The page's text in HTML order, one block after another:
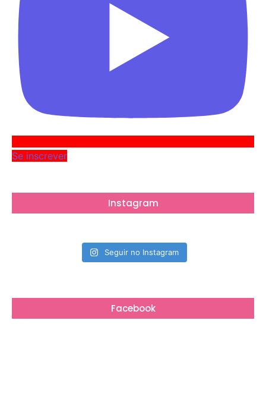
Se inscrever
Instagram
Seguir no Instagram
Facebook